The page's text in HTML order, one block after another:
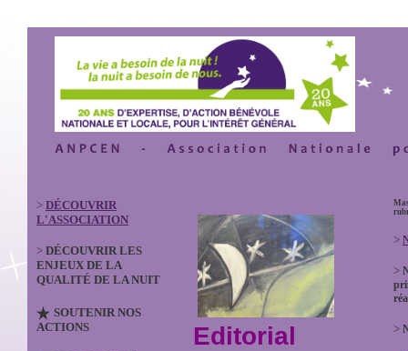
> DÉCOUVRIR
L'ASSOCIATION
> DÉCOUVRIR LES
ENJEUX DE LA
QUALITÉ DE LA NUIT
SOUTENIR NOS
ACTIONS
Editorial
>
>
>